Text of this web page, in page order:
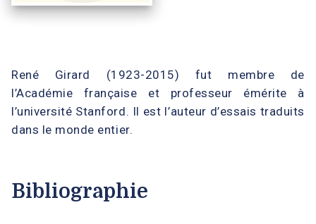
René Girard (1923-2015) fut membre de
l’Académie française et professeur émérite à
l’université Stanford. Il est l’auteur d’essais traduits
dans le monde entier.
Bibliographie